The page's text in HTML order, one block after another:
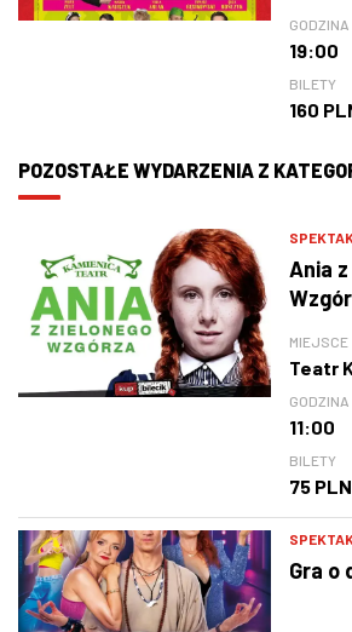
GODZINA
19:00
BILETY
160
POZOSTAŁE WYDARZENIA Z
Ania
MIEJSCE
Teatr
GODZINA
11:00
BILETY
75 PLN
Gra o